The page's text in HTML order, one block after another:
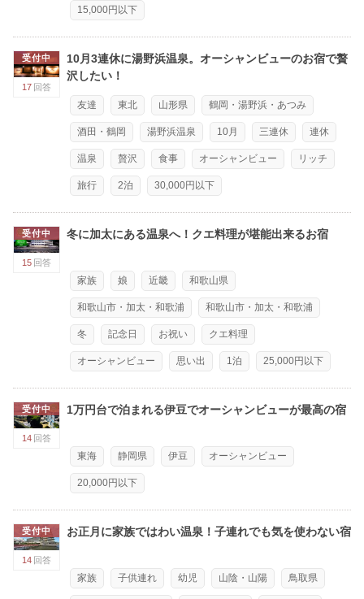
15,000円以下
受付中
17 回答
10月3連休に湯野浜温泉。オーシャンビューのお宿で贅
沢したい！
友達 東北 山形県 鶴岡・湯野浜・あつみ
酒田・鶴岡 湯野浜温泉 10月 三連休 連休
温泉 贅沢 食事 オーシャンビュー リッチ
旅行 2泊 30,000円以下
受付中
15 回答
冬に加太にある温泉へ！クエ料理が堪能出来るお宿
家族 娘 近畿 和歌山県
和歌山市・加太・和歌浦 和歌山市・加太・和歌浦
冬 記念日 お祝い クエ料理
オーシャンビュー 思い出 1泊 25,000円以下
受付中
14 回答
1万円台で泊まれる伊豆でオーシャンビューが最高の宿
東海 静岡県 伊豆 オーシャンビュー
20,000円以下
受付中
14 回答
お正月に家族ではわい温泉！子連れでも気を使わない宿
家族 子供連れ 幼児 山陰・山陽 鳥取県